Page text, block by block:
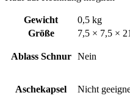
Gewicht
0,5 kg
Größe
7,5 × 7,5 ×
Ablass Schnur Nein
Aschekapsel Nicht